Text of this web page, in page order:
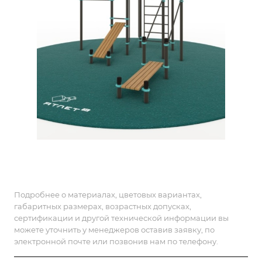
Подробнее о материалах, цветовых вариантах,
габаритных размерах, возрастных допусках,
сертификации и другой технической информации вы
можете уточнить у менеджеров оставив заявку, по
электронной почте или позвонив нам по телефону.